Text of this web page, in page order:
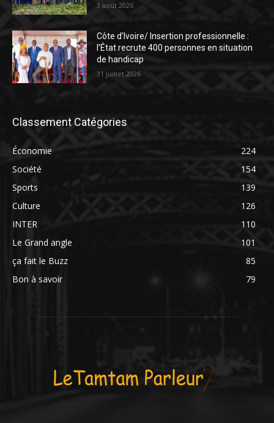
3 août 2026
Côte d’Ivoire/ Insertion professionnelle :
l’État recrute 400 personnes en situation
de handicap
31 juillet 2026
Classement Catégories
Économie
224
Société
154
Sports
139
Culture
126
INTER
110
Le Grand angle
101
ça fait le Buzz
85
Bon à savoir
79